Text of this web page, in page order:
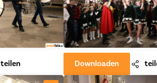
teilen Downloaden